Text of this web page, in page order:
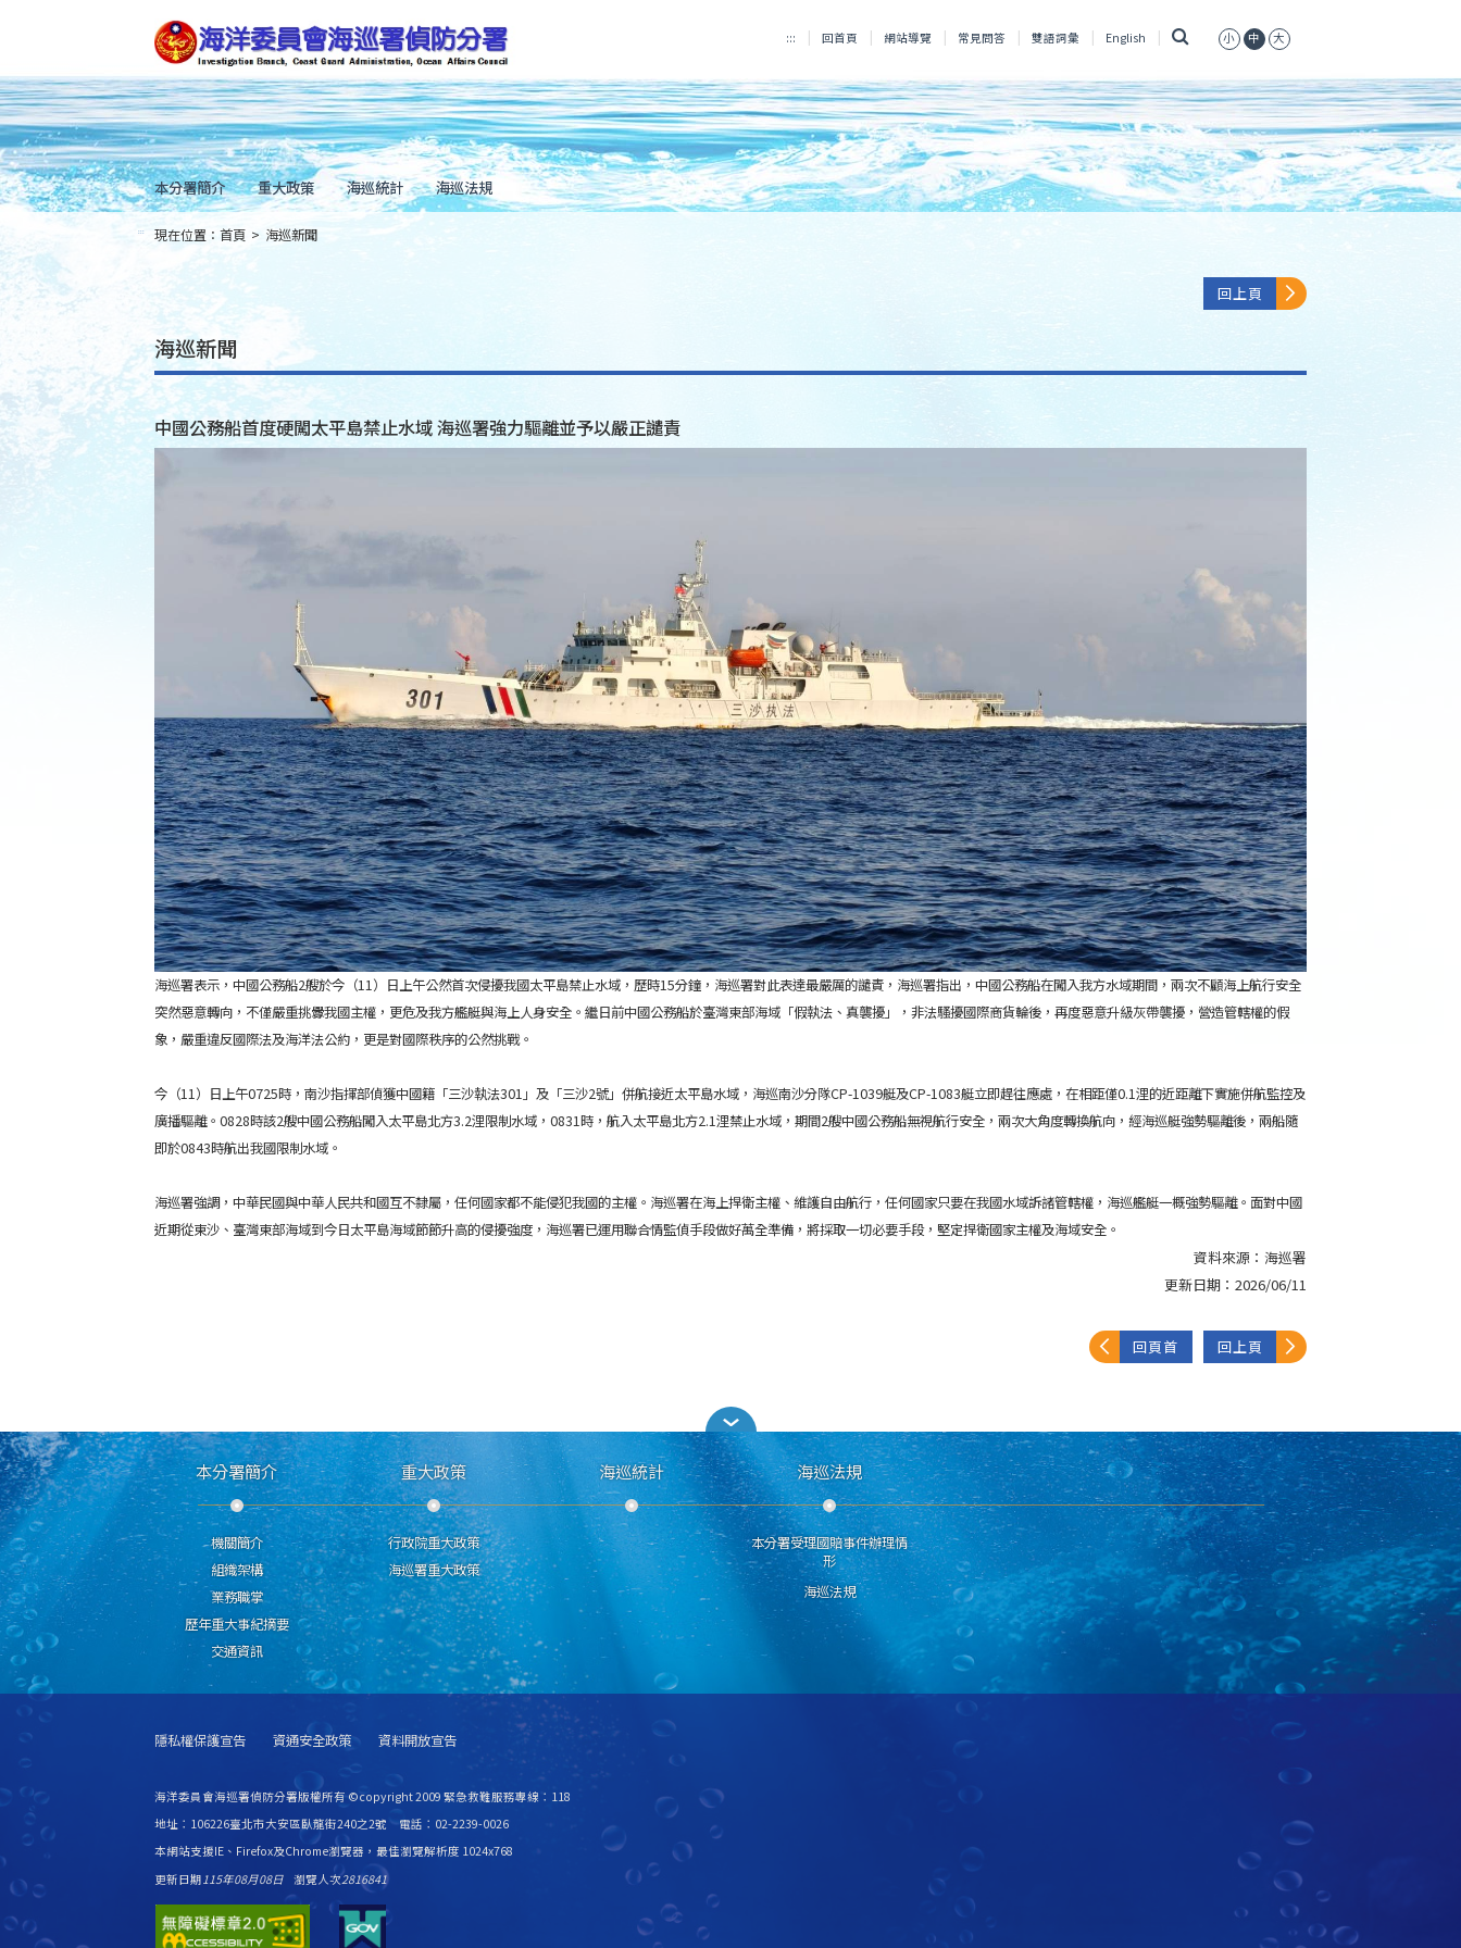
到
主
要
內
容
Skip
to
main
content
::: 回首頁 網站導覽 常見問答 雙語詞彙 English 小 中 大
本分署簡介 重大政策 海巡統計 海巡法規
::: 現在位置： 首頁 > 海巡新聞
回上頁
海巡新聞
中國公務船首度硬闖太平島禁止水域 海巡署強力驅離並予以嚴正譴責
海巡署表示，中國公務船2艘於今（11）日上午公然首次侵擾我國太平島禁止水域，歷時15分鐘，海巡署對此表達最嚴厲的譴責，海巡署指出，中國公務船在闖入我方水域期間，兩次不顧海上航行安全
突然惡意轉向，不僅嚴重挑釁我國主權，更危及我方艦艇與海上人身安全。繼日前中國公務船於臺灣東部海域「假執法、真襲擾」，非法騷擾國際商貨輪後，再度惡意升級灰帶襲擾，營造管轄權的假
象，嚴重違反國際法及海洋法公約，更是對國際秩序的公然挑戰。
今（11）日上午0725時，南沙指揮部偵獲中國籍「三沙執法301」及「三沙2號」併航接近太平島水域，海巡南沙分隊CP-1039艇及CP-1083艇立即趕往應處，在相距僅0.1浬的近距離下實施併航監控及
廣播驅離。0828時該2艘中國公務船闖入太平島北方3.2浬限制水域，0831時，航入太平島北方2.1浬禁止水域，期間2艘中國公務船無視航行安全，兩次大角度轉換航向，經海巡艇強勢驅離後，兩船隨
即於0843時航出我國限制水域。
海巡署強調，中華民國與中華人民共和國互不隸屬，任何國家都不能侵犯我國的主權。海巡署在海上捍衛主權、維護自由航行，任何國家只要在我國水域訴諸管轄權，海巡艦艇一概強勢驅離。面對中國
近期從東沙、臺灣東部海域到今日太平島海域節節升高的侵擾強度，海巡署已運用聯合情監偵手段做好萬全準備，將採取一切必要手段，堅定捍衛國家主權及海域安全。
資料來源： 海巡署
更新日期： 2026/06/11
回頁首 回上頁
本分署簡介
機關簡介
組織架構
業務職掌
歷年重大事紀摘要
交通資訊
重大政策
行政院重大政策
海巡署重大政策
海巡統計 海巡法規
本分署受理國賠事件辦理情
形
海巡法規
隱私權保護宣告 資通安全政策 資料開放宣告
海洋委員會海巡署偵防分署版權所有 ©copyright 2009 緊急救難服務專線：118
地址：106226臺北市大安區臥龍街240之2號 電話：02-2239-0026
本網站支援IE、Firefox及Chrome瀏覽器，最佳瀏覽解析度 1024x768
更新日期115年08月08日 瀏覽人次2816841